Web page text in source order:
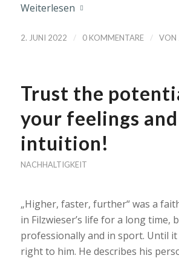
Weiterlesen
2. JUNI 2022 / 0 KOMMENTARE / VON
Trust the
your feelings and
intuition!
NACHHALTIGKEIT
„Higher, faster, further“ was a
in Filzwieser’s life for a long time,
professionally and in sport. Until
right to him. He describes his